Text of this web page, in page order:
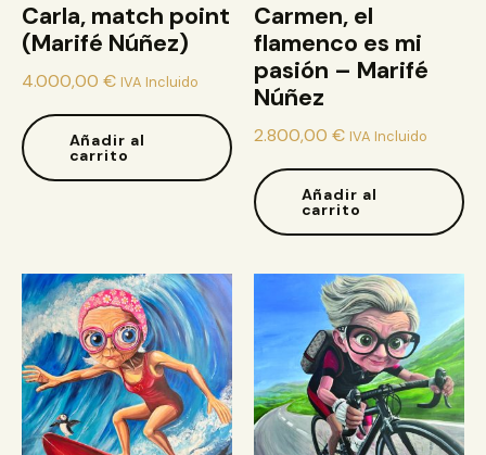
Carla, match point
(Marifé Núñez)
4.000,00 € IVA Incluido
Añadir al
carrito
Carmen, el
flamenco es mi
pasión – Marifé
Núñez
2.800,00 € IVA Incluido
Añadir al
carrito